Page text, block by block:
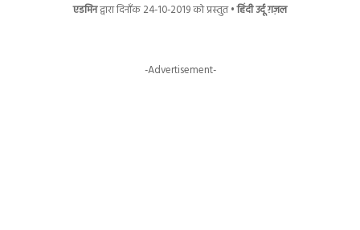
एडमिनद्वारा दिनाँक 24-10-2019 को प्रस्तुत •हिंदी उर्दू ग़ज़ल
-Advertisement-